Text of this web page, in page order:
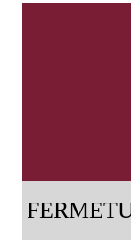
Bonnes